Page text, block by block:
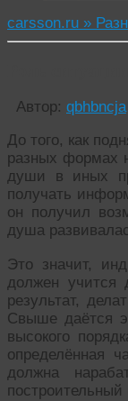
carsson.ru »
Автор: qbhbncja
До того, как
разных формах
души в иных
получать
он получил
душа
Это значит,
должен учится
результат,
Свыше даётся
высокого
определённая
должна